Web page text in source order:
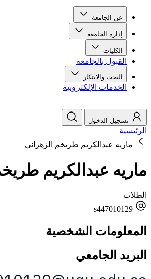
عن الجامعة
إدارة الجامعة
الكليات
القبول بالجامعة
البحث والابتكار
الخدمات الإلكترونية
تسجيل الدخول
الرئيسية
ماريه عبدالكريم طريخم الزهراني
ماريه عبدالكريم
الطلاب
s447010129
المعلومات الشخصية
البريد الجامعي